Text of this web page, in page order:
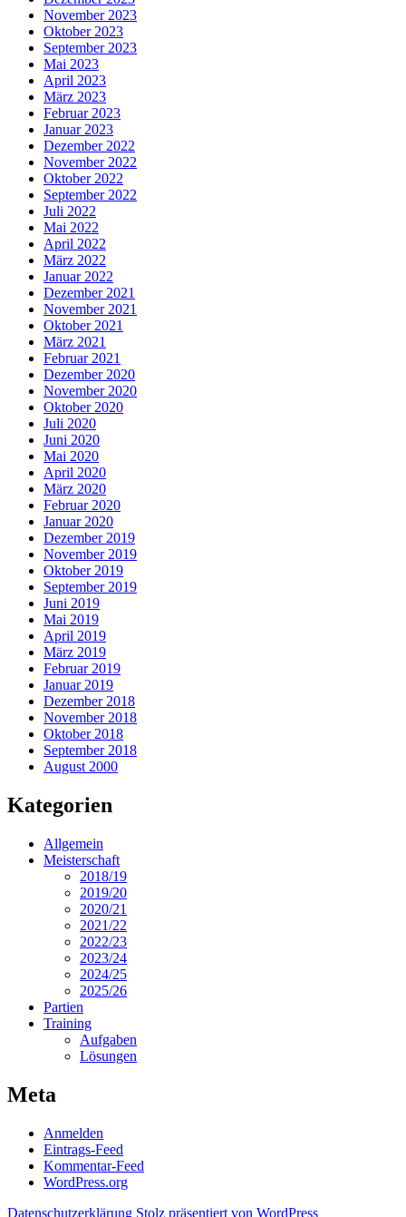
November 2023
Oktober 2023
September 2023
Mai 2023
April 2023
März 2023
Februar 2023
Januar 2023
Dezember 2022
November 2022
Oktober 2022
September 2022
Juli 2022
Mai 2022
April 2022
März 2022
Januar 2022
Dezember 2021
November 2021
Oktober 2021
März 2021
Februar 2021
Dezember 2020
November 2020
Oktober 2020
Juli 2020
Juni 2020
Mai 2020
April 2020
März 2020
Februar 2020
Januar 2020
Dezember 2019
November 2019
Oktober 2019
September 2019
Juni 2019
Mai 2019
April 2019
März 2019
Februar 2019
Januar 2019
Dezember 2018
November 2018
Oktober 2018
September 2018
August 2000
Kategorien
Allgemein
Meisterschaft
2018/19
2019/20
2020/21
2021/22
2022/23
2023/24
2024/25
2025/26
Partien
Training
Aufgaben
Lösungen
Meta
Anmelden
Eintrags-Feed
Kommentar-Feed
WordPress.org
Datenschutzerklärung Stolz präsentiert von WordPress